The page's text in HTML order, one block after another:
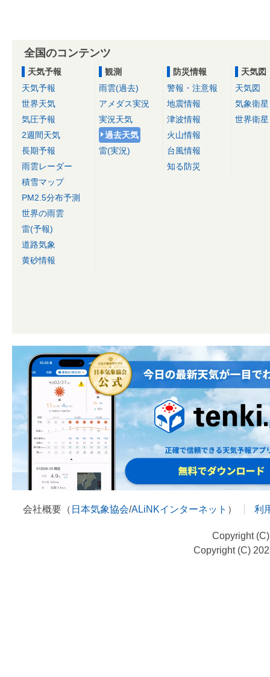
全国のコンテンツ
天気予報
天気予報
世界天気
気圧予報
2週間天気
長期予報
雨雲レーダー
積雪マップ
PM2.5分布予測
世界の雨雲
雷(予報)
道路気象
黄砂情報
観測
雨雲(過去)
アメダス実況
実況天気
過去天気
雷(実況)
防災情報
警報・注意報
地震情報
津波情報
火山情報
台風情報
知る防災
天気図
天気図
気象衛星
世界衛星
会社概要（ 日本気象協会/ALiNKインターネット ） 利
Copyright
Copyright (C)